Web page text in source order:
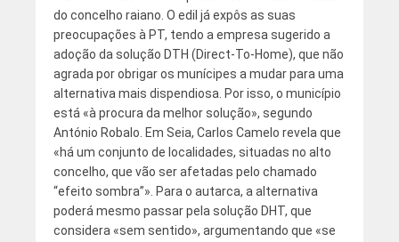
do concelho raiano. O edil já expôs as suas
preocupações à PT, tendo a empresa sugerido a
adoção da solução DTH (Direct-To-Home), que não
agrada por obrigar os munícipes a mudar para uma
alternativa mais dispendiosa. Por isso, o município
está «à procura da melhor solução», segundo
António Robalo. Em Seia, Carlos Camelo revela que
«há um conjunto de localidades, situadas no alto
concelho, que vão ser afetadas pelo chamado
“efeito sombra”». Para o autarca, a alternativa
poderá mesmo passar pela solução DHT, que
considera «sem sentido», argumentando que «se